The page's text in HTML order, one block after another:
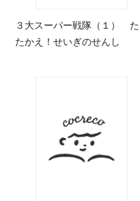
３大スーパー戦隊（１） た
たかえ！せいぎのせんし